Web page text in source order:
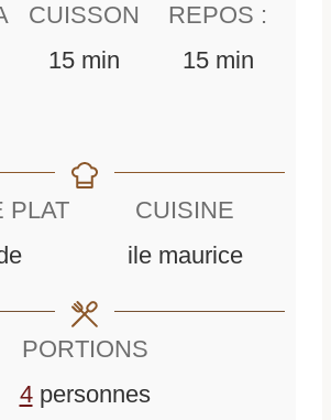
CUISSON
15m
u
s
min
REPOS :
15m
u
t
min
PLAT
CUISINE
ile maurice
PORTIONS
4 personnes